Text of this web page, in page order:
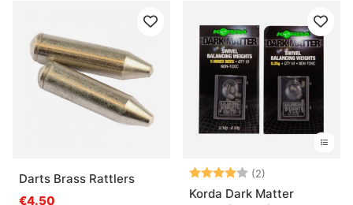
Darts Brass Rattlers
€4.50
Arvio: (2)
Korda Dark Matter